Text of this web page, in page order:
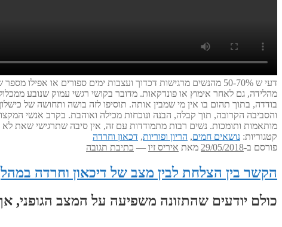
מהלידה, גם לאחר אימוץ או פונדקאות. מדובר בקושי רגשי עמוק שנובע
בודדה, בתוך תהום בו אין מי שמבין אותה. תוסיפו לזה בושה ותחושה של
והסביבה הקרובה, תוך קבלה, הבנה ונוכחות מכילה ואוהבת. בקרב אנשי
מותאמות ותומכות. נשים רבות מתמודדות עם זה, אין סיבה שתרגישי שאת
קטגוריות: נושאים חמים, הריון ופוריות, דכאון וחרדה
פורסם ב-29/05/2018 מאת איריס זיו — כתיבת תגובה
הקשר בין הצלחת לבין מצב של דיכאון וחרדה
כולם יודעים שהתזונה משפיעה על המצב הגופני,